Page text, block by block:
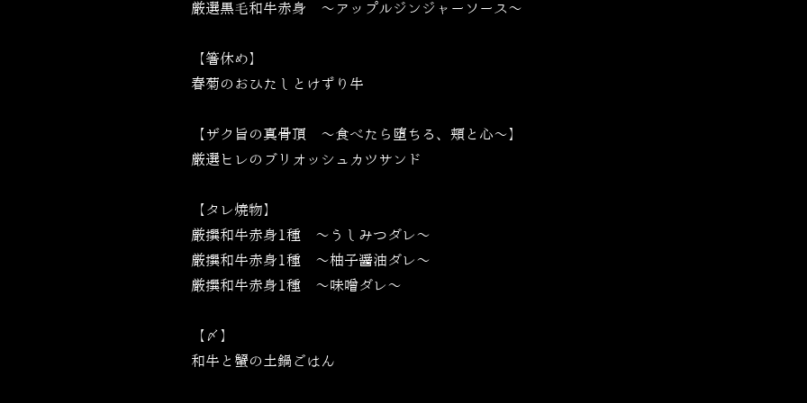
厳選黒毛和牛赤身 〜アップルジンジャーソース〜
【箸休め】
春菊のおひたしとけずり牛
【ザク旨の真骨頂 〜食べたら堕ちる、頬と心〜】
厳選ヒレのブリオッシュカツサンド
【タレ焼物】
厳撰和牛赤身1種 ～うしみつダレ～
厳撰和牛赤身1種 ～柚子醤油ダレ～
厳撰和牛赤身1種 〜味噌ダレ〜
【〆】
和牛と蟹の土鍋ごはん